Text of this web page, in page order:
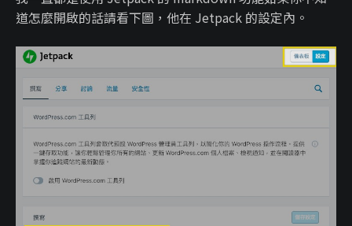
道怎麼開啟的話請看下圖，他在 Jetpack 的設定內。